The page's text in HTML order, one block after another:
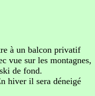
à un balcon privatif
vue sur les montagnes,
de fond.
hiver il sera déneigé